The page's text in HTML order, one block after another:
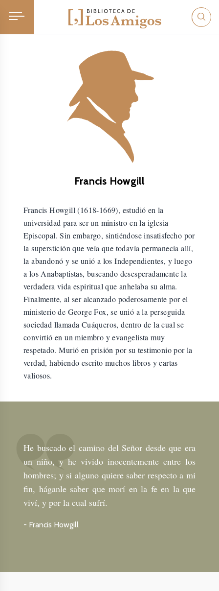
Francis Howgill
Francis Howgill (1618-1669), estudió en la
universidad para ser un ministro en la iglesia
Episcopal. Sin embargo, sintiéndose insatisfecho por
la superstición que veía que todavía permanecía allí,
la abandonó y se unió a los Independientes, y luego
a los Anabaptistas, buscando desesperadamente la
verdadera vida espiritual que anhelaba su alma.
Finalmente, al ser alcanzado poderosamente por el
ministerio de George Fox, se unió a la perseguida
sociedad llamada Cuáqueros, dentro de la cual se
convirtió en un miembro y evangelista muy
respetado. Murió en prisión por su testimonio por la
verdad, habiendo escrito muchos libros y cartas
valiosos.
He buscado el camino del Señor desde que era
un niño, y he vivido inocentemente entre los
hombres; y si alguno quiere saber respecto a mi
fin, háganle saber que morí en la fe en la que
viví, y por la cual sufrí.
- Francis Howgill